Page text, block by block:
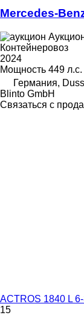
Mercedes-
Контейнеровоз
2024
Мощность 449
Германия,
Blinto GmbH
Связаться с
ACTROS 1840 L
15